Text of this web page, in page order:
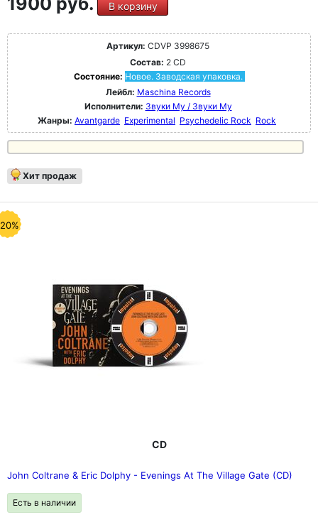
В корзину
Артикул: CDVP 3998675
Состав: 2 CD
Состояние: Новое. Заводская упаковка.
Лейбл: Maschina Records
Исполнители: Звуки Му / Звуки Му
Жанры: Avantgarde Experimental Psychedelic Rock Rock
Хит продаж
CD
John Coltrane & Eric Dolphy - Evenings At The Village Gate (CD)
Есть в наличии